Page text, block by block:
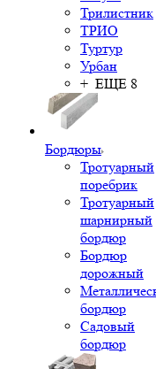
Трилистник
ТРИО
Туртур
Урбан
+ ЕЩЕ 8
Бордюры
Тротуарный
поребрик
Тротуарный
шарнирный
бордюр
Бордюр
дорожный
бордюр
Садовый
бордюр